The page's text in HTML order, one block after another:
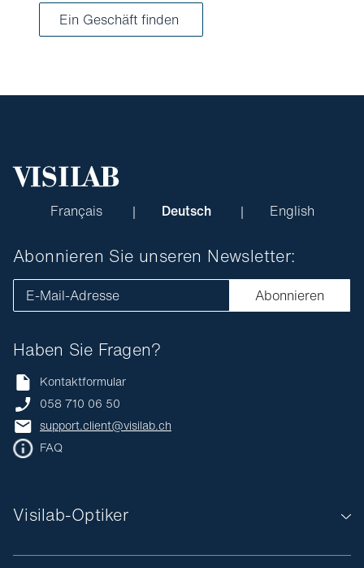
Ein Geschäft finden
Français Deutsch English
Visilab-Optiker
Haben Sie Fragen?
Kontaktformular
058 710 06 50
support.client@visilab.ch
FAQ
Abonnieren Sie unseren Newsletter:
E-Mail-Adresse Abonnieren